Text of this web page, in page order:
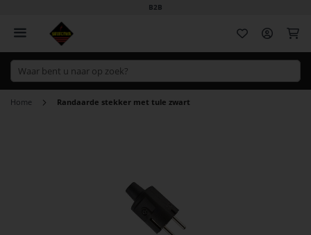
B2B
Home Randaarde stekker met tule zwart